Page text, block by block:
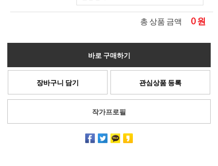
총 상품 금액 0원
바로 구매하기
장바구니 담기 관심상품 등록
작가프로필